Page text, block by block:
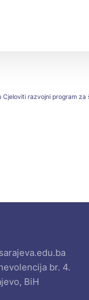
razvojni program
br. 4.
BiH